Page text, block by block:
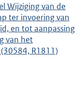
Wijziging van de
ter invoering van
en tot aanpassing
van het
R1811)